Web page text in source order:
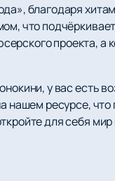
благодаря
что
проекта, а
у вас есть
нашем ресурсе, что
для себя